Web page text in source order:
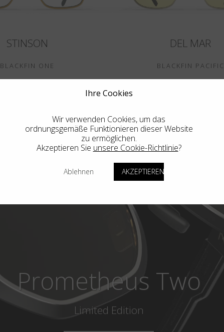
STINSON
BLACKFIN ONE
DEL MAR
BLACKFIN PACIFIC
Prometheus Two
Limited Edition
Ihre Cookies
Wir verwenden Cookies, um das
ordnungsgemäße Funktionieren dieser Website
zu ermöglichen.
Akzeptieren Sie unsere Cookie-Richtlinie?
Ablehnen AKZEPTIEREN